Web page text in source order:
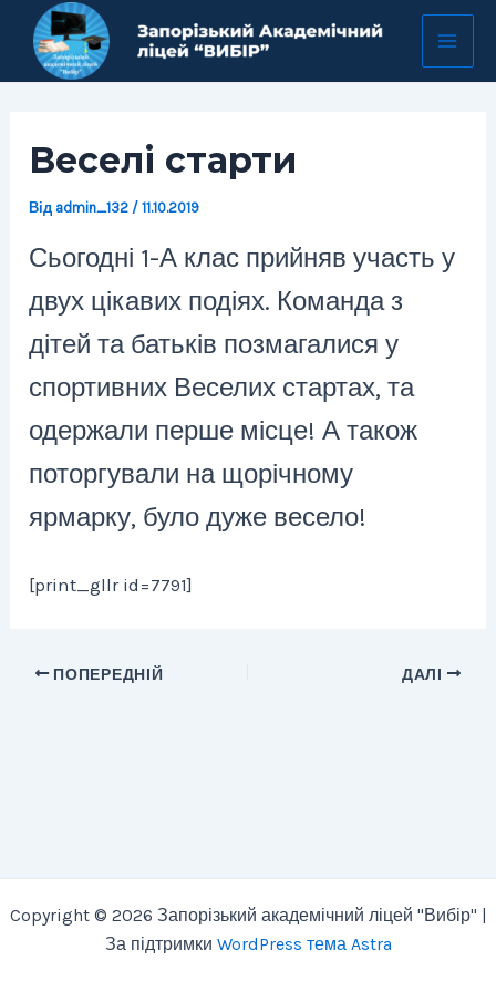
Перейти
вмісту
Веселі старти
Від admin_132 /11.10.2019
Сьогодні 1-А клас прийняв участь у
двух цікавих подіях. Команда з
дітей та батьків позмагалися у
спортивних Веселих стартах, та
одержали перше місце! А також
поторгували на щорічному
ярмарку, було дуже весело!
[print_gllr id=7791]
Навігація
запису
ПОПЕРЕДНІЙ ДАЛІ
Copyright © 2026 Запорізький академічний ліцей "Вибір" |
За підтримки WordPress тема Astra